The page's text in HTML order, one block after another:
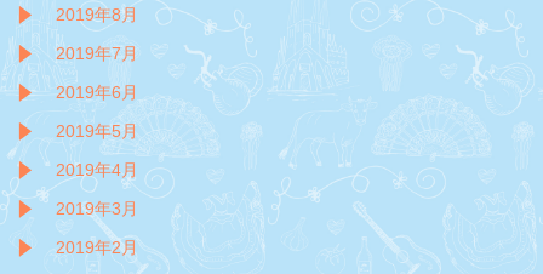
2019年8月
2019年7月
2019年6月
2019年5月
2019年4月
2019年3月
2019年2月